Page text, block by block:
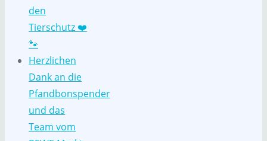
den
Tierschutz ❤️
🐾
Herzlichen
Dank an die
Pfandbonspender
und das
Team vom